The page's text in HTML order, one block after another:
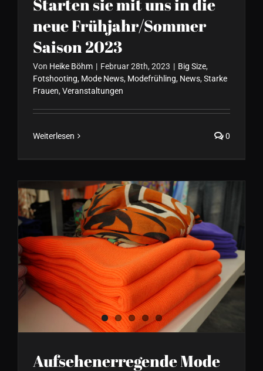
neue Frühjahr/Sommer
Saison 2023
Von Heike Böhm | Februar 28th, 2023 | Big Size,
Fotshooting, Mode News, Modefrühling, News, Starke
Frauen, Veranstaltungen
Weiterlesen 0
Aufsehenerregende Mode bei
FORMVOLLENDET
Herbst/Winter 2022
Aufsehenerregende Mode